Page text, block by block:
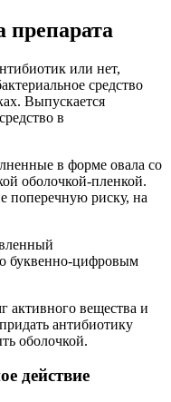
препарата
или нет,
средство
Выпускается
в
в форме овала со
оболочкой-пленкой.
поперечную риску, на
буквенно-цифровым
активного вещества и
антибиотику
оболочкой.
действие